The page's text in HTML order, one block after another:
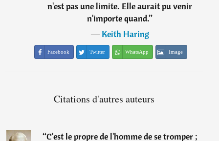
n'est pas une limite. Elle aurait pu venir
n'importe quand.”
―Keith Haring
Facebook Twitter WhatsApp Image
Citations d'autres auteurs
“C'est le propre de l'homme de se tromper ;